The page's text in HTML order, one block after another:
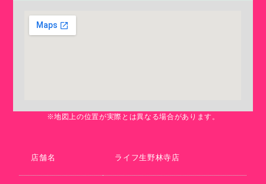
※地図上の位置が実際とは異なる場合があります。
店舗名 ライフ生野林寺店